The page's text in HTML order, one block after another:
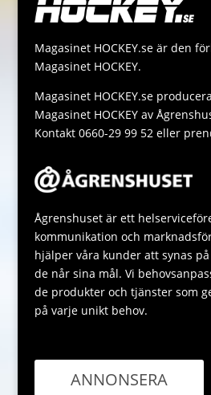
r
i
k
s
p
s
g
Magasinet HOCKEY.se är den
Magasinet HOCKEY.
Magasinet HOCKEY.se
Magasinet HOCKEY av
Kontakt 0660-29 99 52 eller
Ågrenshuset är ett
kommunikation och
hjälper våra kunder att synas
de når sina mål. Vi
de produkter och tjänster som
på varje unikt behov.
ANNONSERA